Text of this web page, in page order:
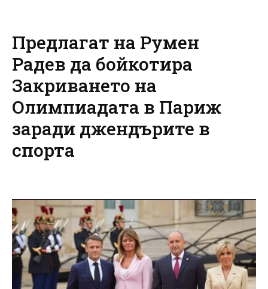
Предлагат на Румен
Радев да бойкотира
Закриването на
Олимпиадата в Париж
заради джендърите в
спорта